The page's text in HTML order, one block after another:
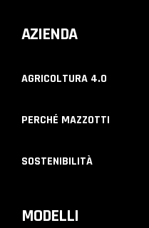
AZIENDA
AGRICOLTURA 4.0
PERCHÉ MAZZOTTI
SOSTENIBILITÀ
MODELLI